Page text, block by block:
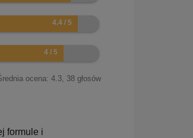
ocena: 4.3, 38 głosów
formule i